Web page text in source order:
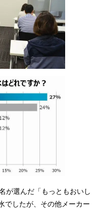
が選んだ「もっともおいし
でしたが、その他メーカー